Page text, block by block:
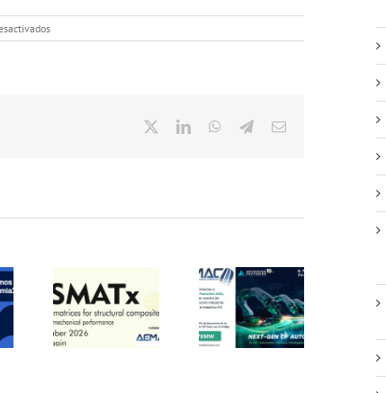
en
SAMPE
LinkedInWhatsApp
TelegramCorreo
en la
de
AEMAC con
ADVANCED
FACTORIES
MATCOMP27
se celebrará en
Madrid, en la